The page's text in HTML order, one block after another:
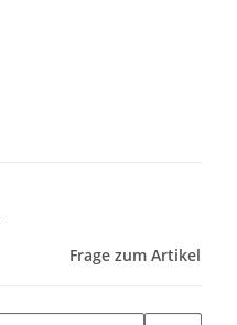
Frage zum Artikel